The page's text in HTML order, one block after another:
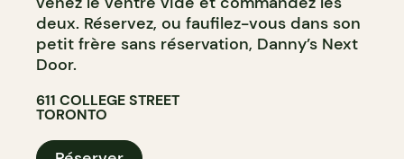
deux. Réservez, ou faufilez-vous dans son
petit frère sans réservation, Danny’s Next
Door.
611 COLLEGE STREET
TORONTO